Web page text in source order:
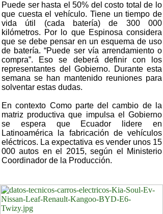
Puede ser hasta el 50% del costo total de lo
que cuesta el vehículo. Tiene un tiempo de
vida útil (cada batería) de 300 000
kilómetros. Por lo que Espinosa considera
que se debe pensar en un esquema de uso
de batería. “Puede ser vía arrendamiento o
compra”. Eso se deberá definir con los
representantes del Gobierno. Durante esta
semana se han mantenido reuniones para
solventar estas dudas.
En contexto Como parte del cambio de la
matriz productiva que impulsa el Gobierno
se espera que Ecuador lidere en
Latinoamérica la fabricación de vehículos
eléctricos. La expectativa es vender unos 15
000 autos en el 2015, según el Ministerio
Coordinador de la Producción.